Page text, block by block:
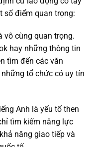
số điểm quan trọng:
vô cùng quan trọng.
hay những thông tin
tìm đến các văn
tổ chức có uy tín
Anh là yếu tố then
tìm kiếm năng lực
năng giao tiếp và